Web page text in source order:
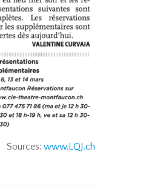
Sources: www.LQJ.ch